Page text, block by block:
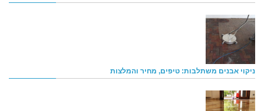
ניקוי אבנים משתלבות: טיפים, מחיר והמלצות